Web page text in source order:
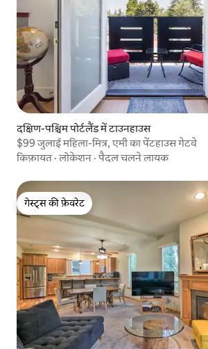
दक्षिण-पश्चिम पोर्टलैंड में टाउनहाउस
$99 जुलाई महिला-मित्र, एमी का पेंटहाउस गेटवे
किफ़ायत ·लोकेशन ·पैदल चलने लायक
गेस्ट्स की फ़ेवरेट
गेस्ट्स की फ़ेवरेट